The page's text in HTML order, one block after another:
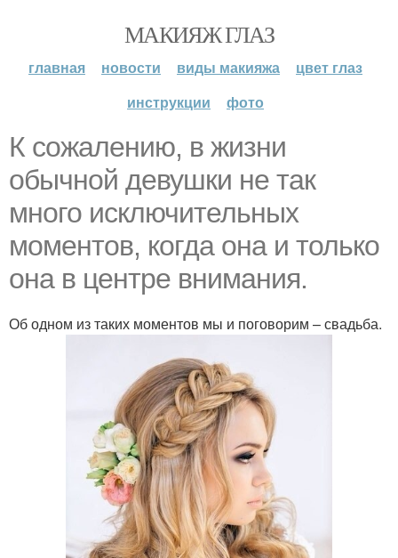
МАКИЯЖ ГЛАЗ
главная новости виды макияжа
цвет глаз
инструкции
фото
К сожалению, в жизни
обычной девушки не так
много исключительных
моментов, когда она и только
она в центре внимания.
Об одном из таких моментов мы и поговорим – свадьба.